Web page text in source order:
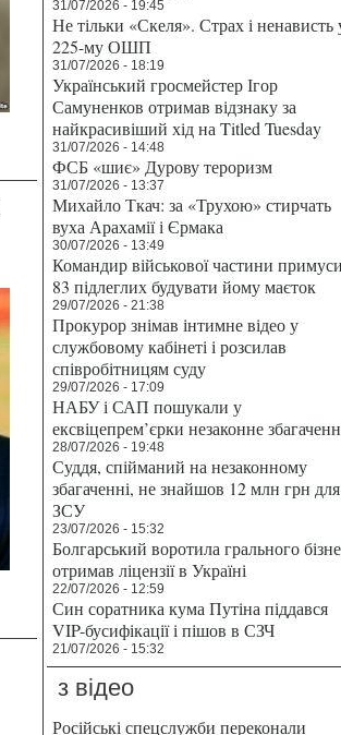
31/07/2026 - 19:45
Не тільки «Скеля». Страх і ненависть
225-му ОШП
31/07/2026 - 18:19
Український гросмейстер Ігор
Самуненков отримав відзнаку за
найкрасивіший хід на Titled Tuesday
31/07/2026 - 14:48
ФСБ «шиє» Дурову тероризм
31/07/2026 - 13:37
Михайло Ткач: за «Трухою» стирчать
вуха Арахамії і Єрмака
30/07/2026 - 13:49
Командир військової частини
83 підлеглих будувати йому маєток
29/07/2026 - 21:38
Прокурор знімав інтимне відео у
службовому кабінеті і розсилав
співробітницям суду
29/07/2026 - 17:09
НАБУ і САП пошукали у
ексвіцепрем’єрки незаконне
28/07/2026 - 19:48
Суддя, спійманий на незаконному
збагаченні, не знайшов 12 млн грн для
ЗСУ
23/07/2026 - 15:32
Болгарський воротила грального
отримав ліцензії в Україні
22/07/2026 - 12:59
Син соратника кума Путіна піддався
VIP-бусифікації і пішов в СЗЧ
21/07/2026 - 15:32
з відео
Російські спецслужби переконали